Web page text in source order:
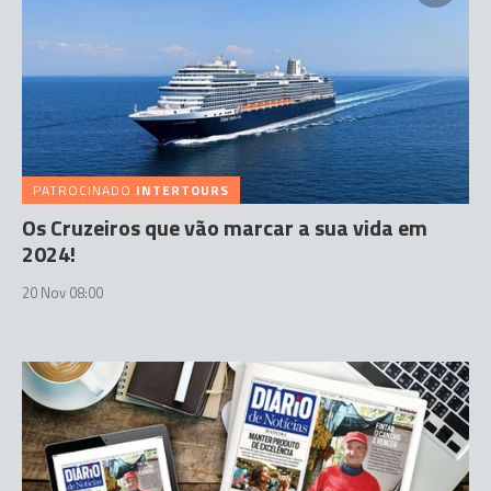
PATROCINADO INTERTOURS
Os Cruzeiros que vão marcar a sua vida em
2024!
20 Nov 08:00